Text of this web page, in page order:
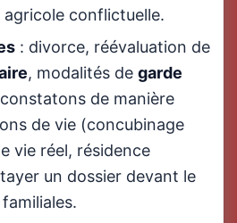
conflictuelle.
: divorce, réévaluation de
, modalités de garde
de manière
de vie (concubinage
vie réel, résidence
un dossier devant le